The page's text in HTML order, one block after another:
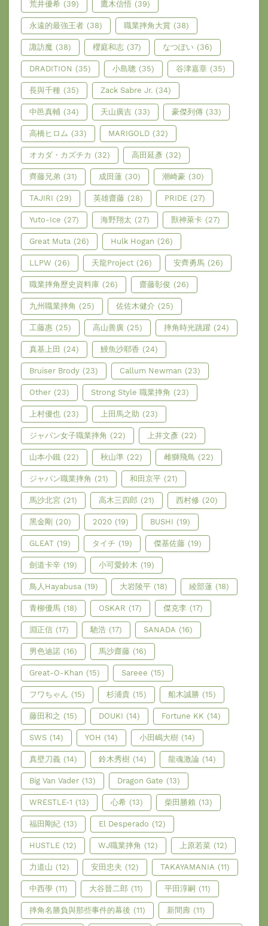
荒井優希 (39) 鷹木信悟 (39)
永遠的最強王者 (38) 職業摔角大賞 (38)
諏訪魔 (38) 櫻庭和志 (37) なつぽい (36)
DRADITION (35) 小島聰 (35) 谷津嘉章 (35)
長與千種 (35) Zack Sabre Jr. (34)
中邑真輔 (34) 天山廣吉 (33) 豪傑列傳 (33)
高橋ヒロム (33) MARIGOLD (32)
オカダ・カズチカ (32) 高田延彥 (32)
齊藤兄弟 (31) 成田蓮 (30) 潮崎豪 (30)
TAJIRI (29) 英雄齋藤 (28) PRIDE (27)
Yuto-Ice (27) 海野翔太 (27) 獸神萊卡 (27)
Great Muta (26) Hulk Hogan (26)
LLPW (26) 天龍Project (26) 安齊勇馬 (26)
職業摔角歷史資料庫 (26) 齋藤彰俊 (26)
九州職業摔角 (25) 佐佐木健介 (25)
工藤惠 (25) 高山善廣 (25) 摔角時光跳躍 (24)
真基上田 (24) 鰻魚沙耶香 (24)
Bruiser Brody (23) Callum Newman (23)
Other (23) Strong Style 職業摔角 (23)
上村優也 (23) 上田馬之助 (23)
ジャパン女子職業摔角 (22) 上井文彥 (22)
山本小鐵 (22) 秋山準 (22) 雌獅飛鳥 (22)
ジャパン職業摔角 (21) 和田京平 (21)
馬沙北宮 (21) 高木三四郎 (21) 西村修 (20)
黑金剛 (20) 2020 (19) BUSHI (19)
GLEAT (19) タイチ (19) 傑基佐藤 (19)
劍道卡辛 (19) 小可愛鈴木 (19)
鳥人Hayabusa (19) 大岩陵平 (18) 綾部蓮 (18)
青柳優馬 (18) OSKAR (17) 傑克李 (17)
淵正信 (17) 馳浩 (17) SANADA (16)
男色迪諾 (16) 馬沙齋藤 (16)
Great-O-Khan (15) Sareee (15)
フワちゃん (15) 杉浦貴 (15) 船木誠勝 (15)
藤田和之 (15) DOUKI (14) Fortune KK (14)
SWS (14) YOH (14) 小田嶋大樹 (14)
真壁刀義 (14) 鈴木秀樹 (14) 龍魂激論 (14)
Big Van Vader (13) Dragon Gate (13)
WRESTLE-1 (13) 心希 (13) 柴田勝賴 (13)
福田剛紀 (13) El Desperado (12)
HUSTLE (12) WJ職業摔角 (12) 上原若菜 (12)
力道山 (12) 安田忠夫 (12) TAKAYAMANIA (11)
中西學 (11) 大谷晉二郎 (11) 平田淳嗣 (11)
摔角名勝負與那些事件的幕後 (11) 新間壽 (11)